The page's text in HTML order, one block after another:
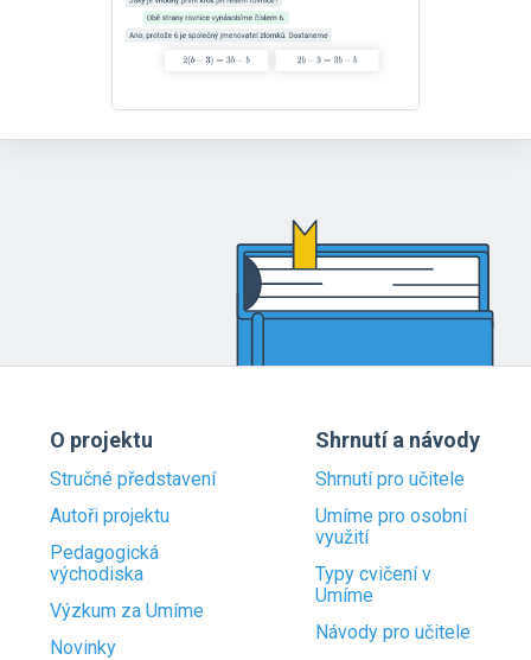
O projektu
Stručné představení
Autoři projektu
Pedagogická
východiska
Výzkum za Umíme
Novinky
Shrnutí a návody
Shrnutí pro učitele
Umíme pro osobní
využití
Typy cvičení v
Umíme
Návody pro učitele